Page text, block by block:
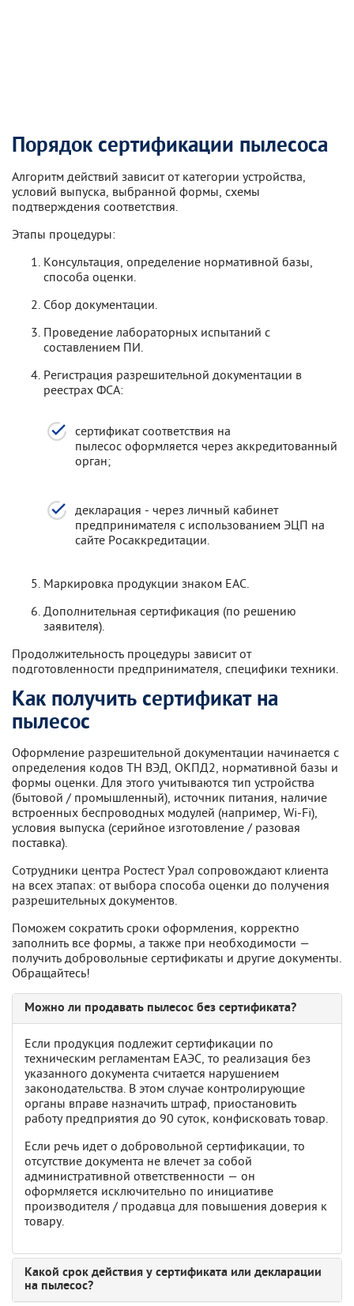
Порядок сертификации пылесоса
Алгоритм действий зависит от категории устройства,
условий выпуска, выбранной формы, схемы
подтверждения соответствия.
Этапы процедуры:
Консультация, определение нормативной базы,
способа оценки.
Сбор документации.
Проведение лабораторных испытаний с
составлением ПИ.
Регистрация разрешительной документации в
реестрах ФСА:
сертификат соответствия на
пылесос оформляется через аккредитованный
орган;
декларация - через личный кабинет
предпринимателя с использованием ЭЦП на
сайте Росаккредитации.
Маркировка продукции знаком ЕАС.
Дополнительная сертификация (по решению
заявителя).
Продолжительность процедуры зависит от
подготовленности предпринимателя, специфики техники.
Как получить сертификат на
пылесос
Оформление разрешительной документации начинается с
определения кодов ТН ВЭД, ОКПД2, нормативной базы и
формы оценки. Для этого учитываются тип устройства
(бытовой / промышленный), источник питания, наличие
встроенных беспроводных модулей (например, Wi-Fi),
условия выпуска (серийное изготовление / разовая
поставка).
Сотрудники центра Ростест Урал сопровождают клиента
на всех этапах: от выбора способа оценки до получения
разрешительных документов.
Поможем сократить сроки оформления, корректно
заполнить все формы, а также при необходимости —
получить добровольные сертификаты и другие документы.
Обращайтесь!
Можно ли продавать пылесос без сертификата?
Если продукция подлежит сертификации по
техническим регламентам ЕАЭС, то реализация без
указанного документа считается нарушением
законодательства. В этом случае контролирующие
органы вправе назначить штраф, приостановить
работу предприятия до 90 суток, конфисковать товар.
Если речь идет о добровольной сертификации, то
отсутствие документа не влечет за собой
административной ответственности — он
оформляется исключительно по инициативе
производителя / продавца для повышения доверия к
товару.
Какой срок действия у сертификата или декларации
на пылесос?